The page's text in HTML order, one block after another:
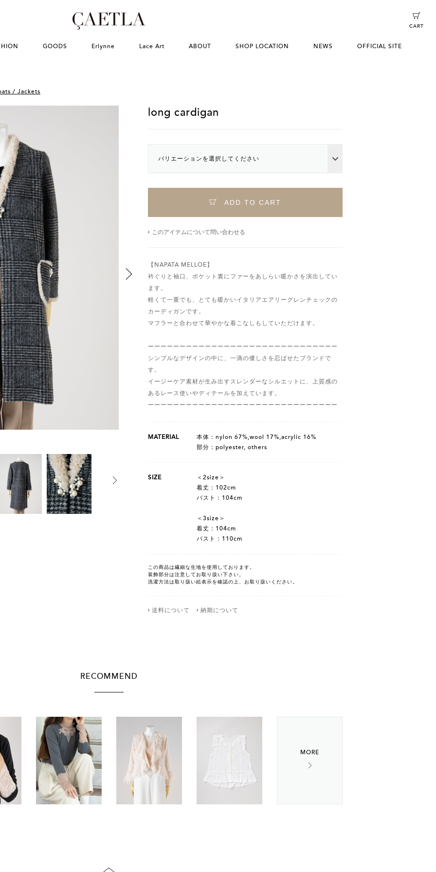
GOODS Erlynne Lace Art ABOUT SHOP LOCATION NEWS OFFICIAL SITE
CART
/ Jackets
long cardigan
バリエーションを選択してください
ADD TO CART
このアイテムについて問い合わせる
【NAPATA MELLOE】
衿ぐりと袖口、ポケット裏にファーをあしらい暖かさを演出してい
ます。
軽くて一重でも、とても暖かいイタリアエアリーグレンチェックの
カーディガンです。
マフラーと合わせて華やかな着こなしもしていただけます。
ーーーーーーーーーーーーーーーーーーーーーーーーーーーーーー
シンプルなデザインの中に、一滴の優しさを忍ばせたブランドで
す。
イージーケア素材が生み出すスレンダーなシルエットに、上質感の
あるレース使いやディテールを加えています。
ーーーーーーーーーーーーーーーーーーーーーーーーーーーーーー
MATERIAL
本体：nylon 67%,wool 17%,acrylic 16%
部分：polyester, others
SIZE
＜2size＞
着丈：102cm
バスト：104cm
＜3size＞
着丈：104cm
バスト：110cm
この商品は繊細な生地を使用しております。
装飾部分は注意してお取り扱い下さい。
洗濯方法は取り扱い絵表示を確認の上、お取り扱いください。
送料について 納期について
RECOMMEND